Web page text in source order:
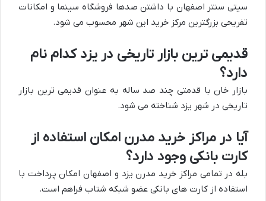
سیتی سنتر اصفهان با داشتن صدها فروشگاه سینما و امکانات
تفریحی بزرگترین مرکز خرید این شهر محسوب می شود.
قدیمی ترین بازار تاریخی در یزد کدام نام
دارد؟
بازار خان با قدمتی چند صد ساله به عنوان قدیمی ترین بازار
تاریخی در شهر یزد شناخته می شود.
آیا در مراکز خرید مدرن امکان استفاده از
کارت بانکی وجود دارد؟
بله در تمامی مراکز خرید مدرن یزد و اصفهان امکان پرداخت با
استفاده از کارت های بانکی عضو شبکه شتاب فراهم است.